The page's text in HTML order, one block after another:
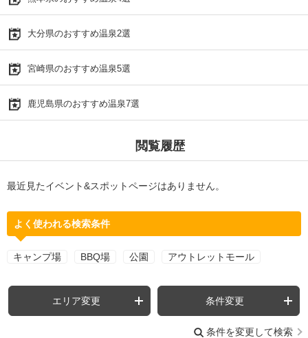
大分県のおすすめ温泉2選
宮崎県のおすすめ温泉5選
鹿児島県のおすすめ温泉7選
閲覧履歴
最近見たイベント&スポットページはありません。
よく使われる検索条件
キャンプ場 BBQ場 公園 アウトレットモール
エリア変更 条件変更
条件を変更して検索